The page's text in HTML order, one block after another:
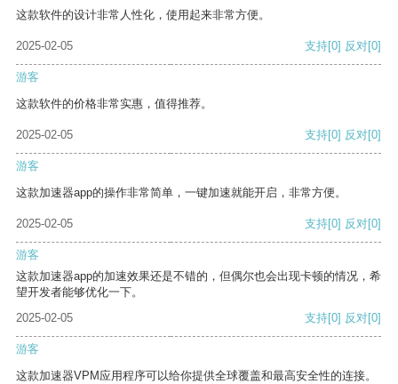
这款软件的设计非常人性化，使用起来非常方便。
2025-02-05 支持[0] 反对[0]
游客
这款软件的价格非常实惠，值得推荐。
2025-02-05 支持[0] 反对[0]
游客
这款加速器app的操作非常简单，一键加速就能开启，非常方便。
2025-02-05 支持[0] 反对[0]
游客
这款加速器app的加速效果还是不错的，但偶尔也会出现卡顿的情况，希
望开发者能够优化一下。
2025-02-05
支持[0] 反对[0]
游客
这款加速器VPM应用程序可以给你提供全球覆盖和最高安全性的连接。